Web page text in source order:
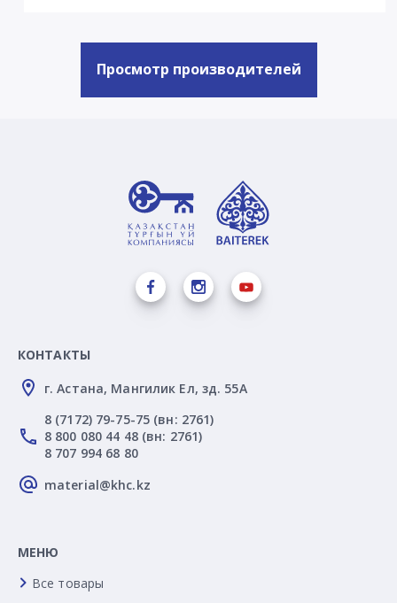
Просмотр производителей
КОНТАКТЫ
г. Астана, Мангилик Ел, зд. 55А
8 (7172) 79-75-75 (вн: 2761)
8 800 080 44 48 (вн: 2761)
8 707 994 68 80
material@khc.kz
МЕНЮ
Все товары